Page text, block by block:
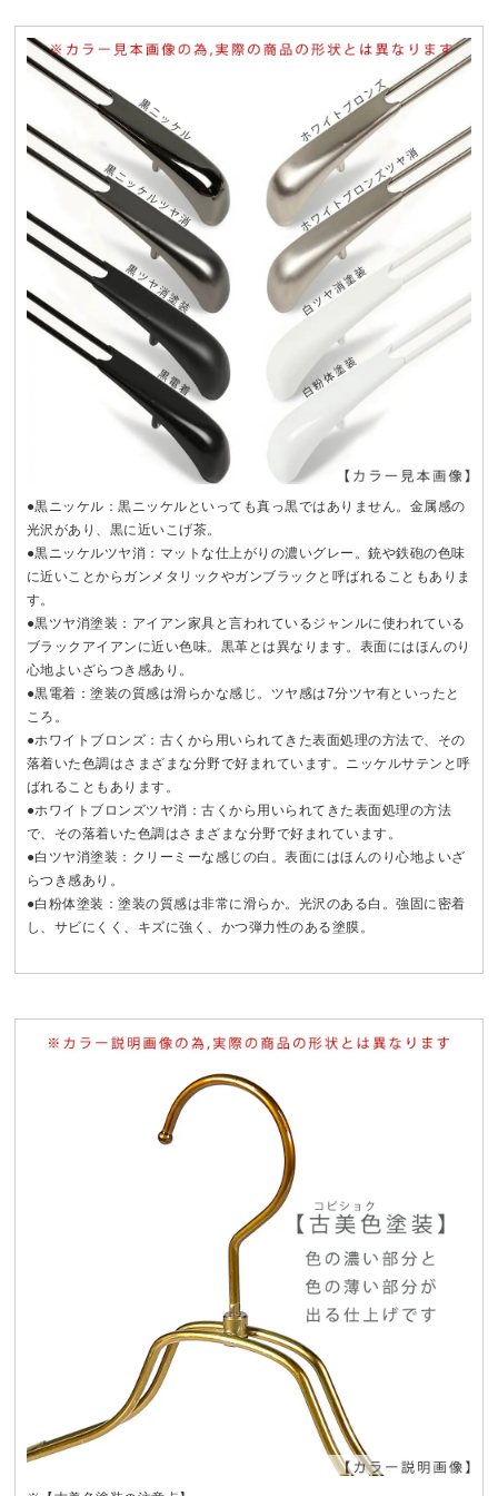
●黒ニッケル：黒ニッケルといっても真っ黒ではありません。金属感の
光沢があり、黒に近いこげ茶。
●黒ニッケルツヤ消：マットな仕上がりの濃いグレー。銃や鉄砲の色味
に近いことからガンメタリックやガンブラックと呼ばれることもありま
す。
●黒ツヤ消塗装：アイアン家具と言われているジャンルに使われている
ブラックアイアンに近い色味。黒革とは異なります。表面にはほんのり
心地よいざらつき感あり。
●黒電着：塗装の質感は滑らかな感じ。ツヤ感は7分ツヤ有といったと
ころ。
●ホワイトブロンズ：古くから用いられてきた表面処理の方法で、その
落着いた色調はさまざまな分野で好まれています。ニッケルサテンと呼
ばれることもあります。
●ホワイトブロンズツヤ消：古くから用いられてきた表面処理の方法
で、その落着いた色調はさまざまな分野で好まれています。
●白ツヤ消塗装：クリーミーな感じの白。表面にはほんのり心地よいざ
らつき感あり。
●白粉体塗装：塗装の質感は非常に滑らか。光沢のある白。強固に密着
し、サビにくく、キズに強く、かつ弾力性のある塗膜。